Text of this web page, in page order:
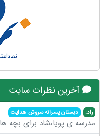
آخرین نظرات سایت
راد: دبستان پسرانه سروش هدایت
مدرسه ی پویا،شاد برای بچه